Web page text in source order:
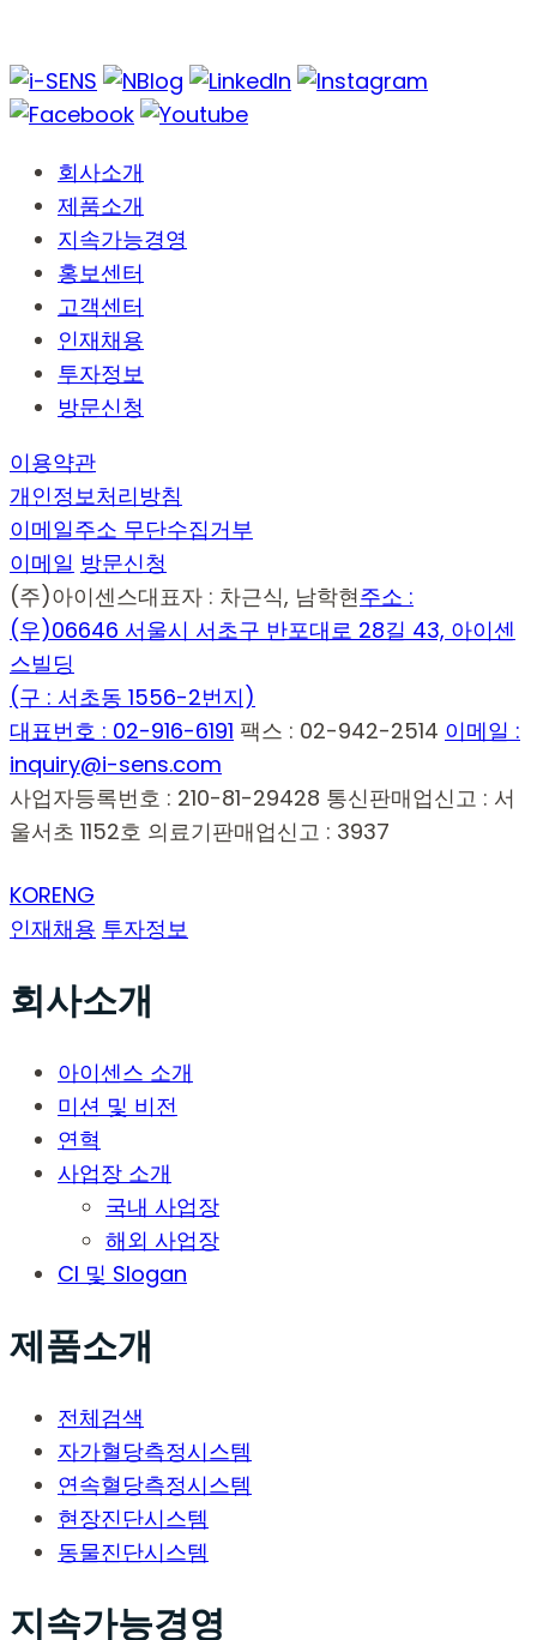
회사소개
제품소개
지속가능경영
홍보센터
고객센터
인재채용
투자정보
방문신청
이용약관
개인정보처리방침
이메일주소 무단수집거부
이메일 방문신청
(주)아이센스대표자 : 차근식, 남학현주소 :
(우)06646 서울시 서초구 반포대로 28길 43, 아이센
스빌딩
(구 : 서초동 1556-2번지)
대표번호 : 02-916-6191 팩스 : 02-942-2514 이메일 :
inquiry@i-sens.com
사업자등록번호 : 210-81-29428 통신판매업신고 : 서
울서초 1152호 의료기판매업신고 : 3937
KORENG
인재채용 투자정보
회사소개
아이센스 소개
미션 및 비전
연혁
사업장 소개
국내 사업장
해외 사업장
CI 및 Slogan
제품소개
전체검색
자가혈당측정시스템
연속혈당측정시스템
현장진단시스템
동물진단시스템
지속가능경영